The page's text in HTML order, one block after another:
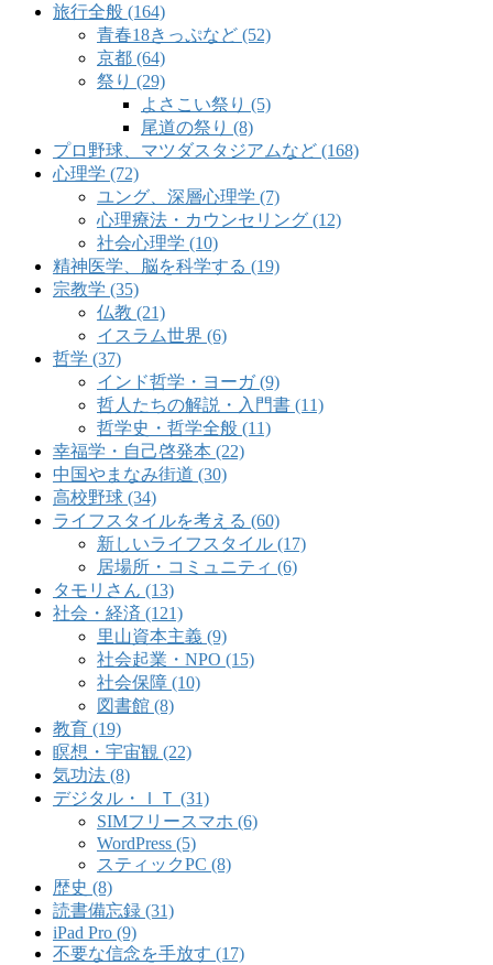
旅行全般 (164)
青春18きっぷなど (52)
京都 (64)
祭り (29)
よさこい祭り (5)
尾道の祭り (8)
プロ野球、マツダスタジアムなど (168)
心理学 (72)
ユング、深層心理学 (7)
心理療法・カウンセリング (12)
社会心理学 (10)
精神医学、脳を科学する (19)
宗教学 (35)
仏教 (21)
イスラム世界 (6)
哲学 (37)
インド哲学・ヨーガ (9)
哲人たちの解説・入門書 (11)
哲学史・哲学全般 (11)
幸福学・自己啓発本 (22)
中国やまなみ街道 (30)
高校野球 (34)
ライフスタイルを考える (60)
新しいライフスタイル (17)
居場所・コミュニティ (6)
タモリさん (13)
社会・経済 (121)
里山資本主義 (9)
社会起業・NPO (15)
社会保障 (10)
図書館 (8)
教育 (19)
瞑想・宇宙観 (22)
気功法 (8)
デジタル・ＩＴ (31)
SIMフリースマホ (6)
WordPress (5)
スティックPC (8)
歴史 (8)
読書備忘録 (31)
iPad Pro (9)
不要な信念を手放す (17)